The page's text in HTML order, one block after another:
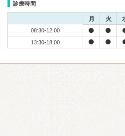
診療時間
月 火
08:30-12:00
13:30-18:00